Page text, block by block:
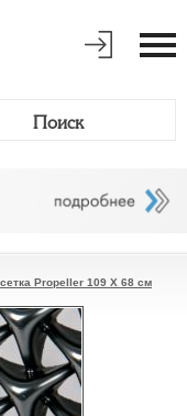
Поиск
Propeller 109 X 68 см